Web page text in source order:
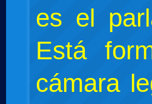
es el
Está
cámara